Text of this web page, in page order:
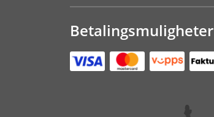
Betalingsmuligheter